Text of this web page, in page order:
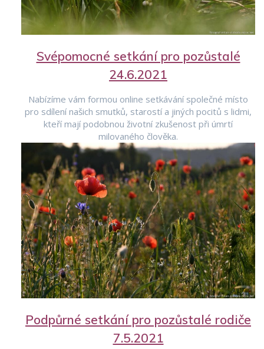
Svépomocné setkání pro pozůstalé
24.6.2021
Nabízíme vám formou online setkávání společné místo
pro sdílení našich smutků, starostí a jiných pocitů s lidmi,
kteří mají podobnou životní zkušenost při úmrtí
milovaného člověka.
Podpůrné setkání pro pozůstalé rodiče
7.5.2021